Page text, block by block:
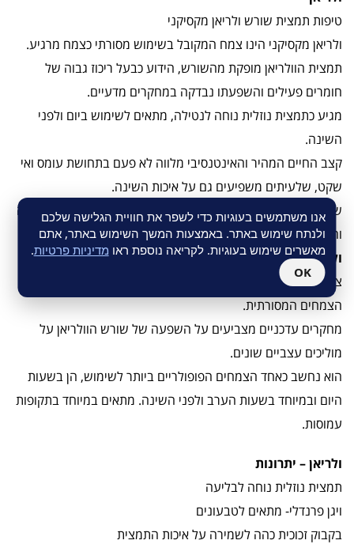
טיפות תמצית שורש ולריאן מקסיקני
ולריאן מקסיקני הינו צמח המקובל בשימוש מסורתי כצמח מרגיע.
תמצית הוולריאן מופקת מהשורש, הידוע כבעל ריכוז גבוה של
חומרים פעילים והשפעתו נבדקה במחקרים מדעיים.
מגיע כתמצית נוזלית נוחה לנטילה, מתאים לשימוש ביום ולפני
השינה.
קצב החיים המהיר והאינטנסיבי מלווה לא פעם בתחושת עומס ואי
שקט, שלעיתים משפיעים גם על איכות השינה.
שינה טובה ורגועה חשובה לתהליכי התחדשות שמתרחשים בלילה
וחשובה לתפקוד תקין במובנים רבים.
ולריאן מקסיקני | Valeriana Edulis
צמח הוולריאן ידוע מזה שנים רבות כצמח יעיל ושימושי ברפואת
הצמחים המסורתית.
מחקרים עדכניים מצביעים על השפעה של שורש הוולריאן על
מוליכים עצביים שונים.
הוא נחשב כאחד הצמחים הפופולריים ביותר לשימוש, הן בשעות
היום ובמיוחד בשעות הערב ולפני השינה. מתאים במיוחד בתקופות
עמוסות.
ולריאן – יתרונות
תמצית נוזלית נוחה לבליעה
ויגן פרנדלי- מתאים לטבעונים
בקבוק זכוכית כהה לשמירה על איכות התמצית
אנו משתמשים בעוגיות כדי לשפר את חוויית הגלישה שלכם
ולנתח שימוש באתר. באמצעות המשך השימוש באתר, אתם
מאשרים שימוש בעוגיות. לקריאה נוספת ראו מדיניות פרטיות.
OK